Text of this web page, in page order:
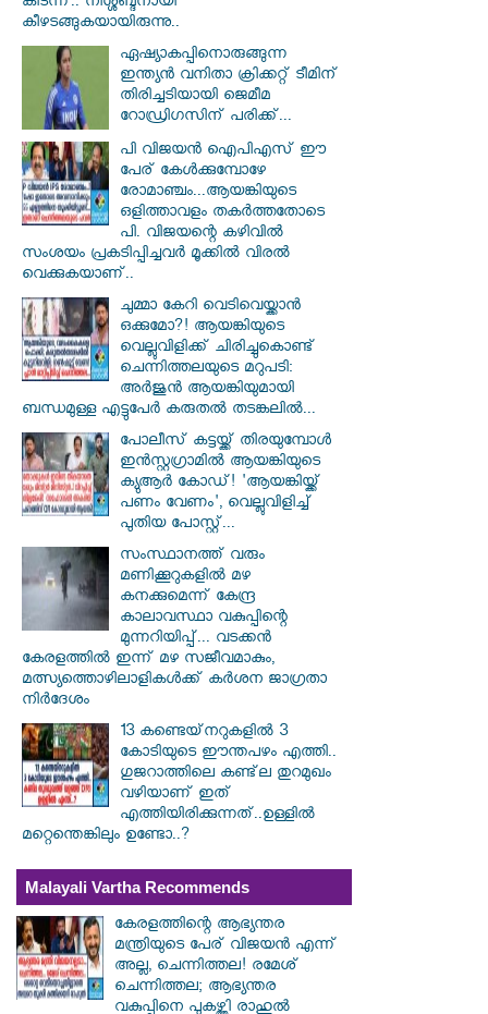
കീഴടങ്ങുകയായിരുന്നു..
ഏഷ്യാകപ്പിനൊരുങ്ങുന്ന
ഇന്ത്യൻ വനിതാ ക്രിക്കറ്റ് ടീമിന്
തിരിച്ചടിയായി ജെമീമ
റോഡ്രിഗസിന് പരിക്ക്...
പി വിജയന്‍ ഐപിഎസ് ഈ
പേര് കേൾക്കുമ്പോഴേ
രോമാഞ്ചം...ആയങ്കിയുടെ
ഒളിത്താവളം തകര്‍ത്തതോടെ
പി. വിജയന്റെ കഴിവില്‍
സംശയം പ്രകടിപ്പിച്ചവര്‍ മൂക്കില്‍ വിരല്‍
വെക്കുകയാണ്..
ചുമ്മാ കേറി വെടിവെയ്ക്കാൻ
ഒക്കുമോ?! ആയങ്കിയുടെ
വെല്ലുവിളിക്ക് ചിരിച്ചുകൊണ്ട്
ചെന്നിത്തലയുടെ മറുപടി:
അർജുൻ ആയങ്കിയുമായി
ബന്ധമുള്ള എട്ടുപേർ കരുതൽ തടങ്കലിൽ...
പോലീസ് കട്ടയ്ക്ക് തിരയുമ്പോൾ
ഇൻസ്റ്റഗ്രാമിൽ ആയങ്കിയുടെ
ക്യുആർ കോഡ്! 'ആയങ്കിയ്ക്ക്
പണം വേണം', വെല്ലുവിളിച്ച്
പുതിയ പോസ്റ്റ്...
സംസ്ഥാനത്ത് വരും
മണിക്കൂറുകളിൽ മഴ
കനക്കുമെന്ന് കേന്ദ്ര
കാലാവസ്ഥാ വകുപ്പിന്റെ
മുന്നറിയിപ്പ്... വടക്കൻ
കേരളത്തിൽ ഇന്ന് മഴ സജീവമാകും,
മത്സ്യത്തൊഴിലാളികൾക്ക് കർശന ജാഗ്രതാ
നിർദേശം
13 കണ്ടെയ്‌നറുകളിൽ 3
കോടിയുടെ ഈന്തപഴം എത്തി..
ഗുജറാത്തിലെ കണ്ട്‌ല തുറമുഖം
വഴിയാണ് ഇത്
എത്തിയിരിക്കുന്നത്..ഉള്ളിൽ
മറ്റെന്തെങ്കിലും ഉണ്ടോ..?
Malayali Vartha Recommends
കേരളത്തിന്റെ ആഭ്യന്തര
മന്ത്രിയുടെ പേര് വിജയൻ എന്ന്
അല്ല, ചെന്നിത്തല! രമേശ്
ചെന്നിത്തല; ആഭ്യന്തര
വകുപ്പിനെ പുകഴ്ത്തി രാഹുൽ